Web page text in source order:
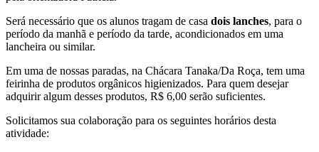
Será necessário que os alunos tragam de casa dois lanches, para o
período da manhã e período da tarde, acondicionados em uma
lancheira ou similar.
Em uma de nossas paradas, na Chácara Tanaka/Da Roça, tem uma
feirinha de produtos orgânicos higienizados. Para quem desejar
adquirir algum desses produtos, R$ 6,00 serão suficientes.
Solicitamos sua colaboração para os seguintes horários desta
atividade: